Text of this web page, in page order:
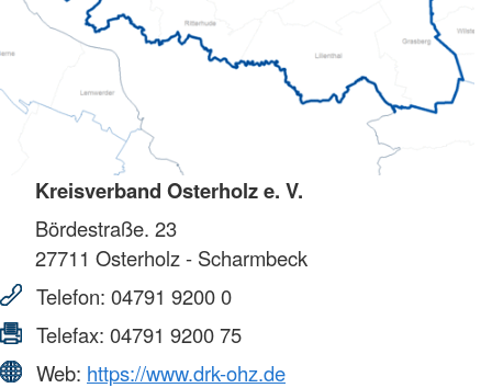
Kreisverband Osterholz e. V.
Bördestraße. 23
27711 Osterholz - Scharmbeck
Telefon: 04791 9200 0
Telefax: 04791 9200 75
Web: https://www.drk-ohz.de